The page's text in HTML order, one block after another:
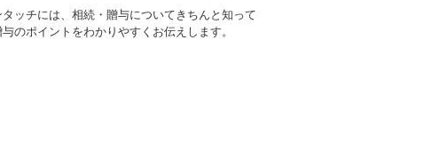
ッチには、相続・贈与についてきちんと知って
のポイントをわかりやすくお伝えします。